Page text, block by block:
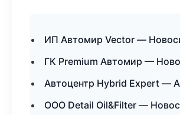
ИП Автомир Vector —
ГК Premium Автомир —
Автоцентр Hybrid Expert —
ООО Detail Oil&Filter —